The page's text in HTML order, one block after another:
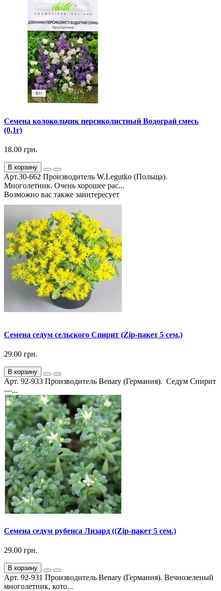
Семена колокольчик персиколистный Водограй смесь
(0,1г)
18.00 грн.
В корзину
Арт.30-662 Производитель W.Legutko (Польща).
Многолетник. Очень хорошее рас...
Возможно вас также заинтересует
Семена седум сельского Спирит (Zip-пакет 5 сем.)
29.00 грн.
В корзину
Арт. 92-933 Производитель Benary (Германия). Седум Спирит
—...
Семена седум рубенса Лизард ((Zip-пакет 5 сем.)
29.00 грн.
В корзину
Арт. 92-931 Производитель Benary (Германия). Вечнозеленый
многолетник, кото...